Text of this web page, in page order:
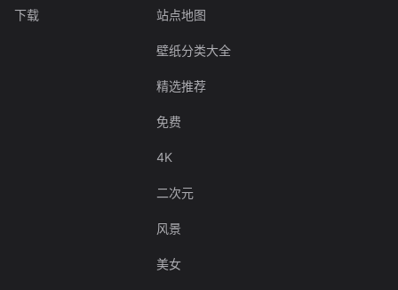
下载 站点地图
壁纸分类大全
精选推荐
免费
4K
二次元
风景
美女